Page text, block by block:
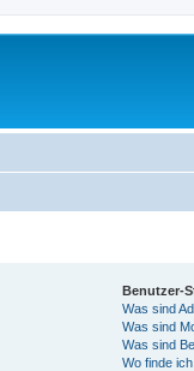
Benutzer-
Was sind
Was sind
Was sind
Wo finde